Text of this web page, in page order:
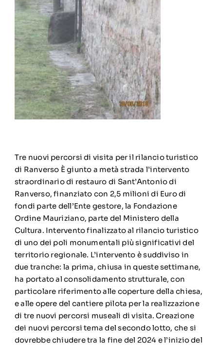
Tre nuovi percorsi di visita per il rilancio turistico
di Ranverso È giunto a metà strada l’intervento
straordinario di restauro di Sant’Antonio di
Ranverso, finanziato con 2,5 milioni di Euro di
fondi parte dell’Ente gestore, la Fondazione
Ordine Mauriziano, parte del Ministero della
Cultura. Intervento finalizzato al rilancio turistico
di uno dei poli monumentali più significativi del
territorio regionale. L’intervento è suddiviso in
due tranche: la prima, chiusa in queste settimane,
ha portato al consolidamento strutturale, con
particolare riferimento alle coperture della chiesa,
e alle opere del cantiere pilota per la realizzazione
di tre nuovi percorsi museali di visita. Creazione
dei nuovi percorsi tema del secondo lotto, che si
dovrebbe chiudere tra la fine del 2024 e l’inizio del